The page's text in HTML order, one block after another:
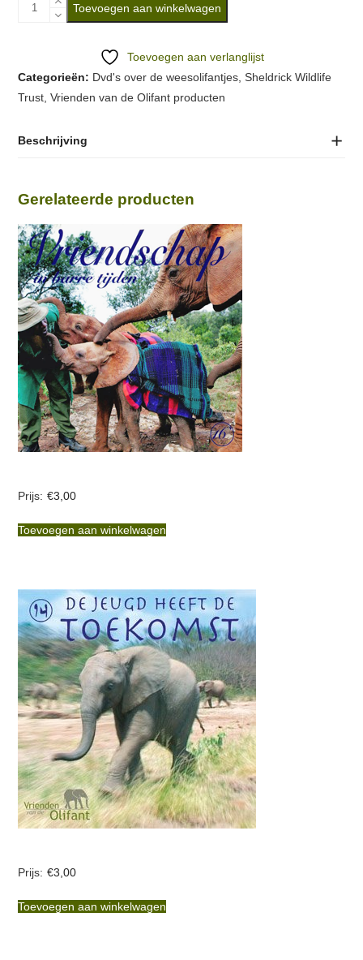
weesolifantjes
niet
op'
Toevoegen aan winkelwagen
Toevoegen aan verlanglijst
Categorieën: Dvd's over de weesolifantjes ,Sheldrick Wildlife
Trust ,Vrienden van de Olifant producten
Beschrijving
Gerelateerde producten
€3,00
Toevoegen aan winkelwagen
€3,00
Toevoegen aan winkelwagen